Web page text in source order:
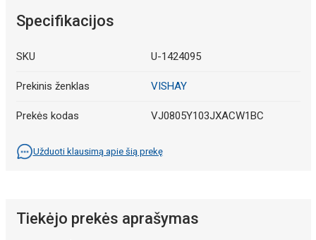
Specifikacijos
SKU U-1424095
Prekinis ženklas VISHAY
Prekės kodas VJ0805Y103JXACW1BC
Užduoti klausimą apie šią prekę
Tiekėjo prekės aprašymas